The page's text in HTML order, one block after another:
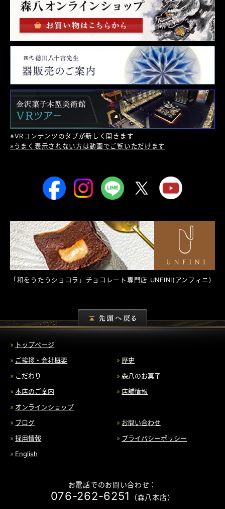
※VRコンテンツのタブが新しく開きます
»うまく表示されない方は動画でご覧いただけます
「和をうたうショコラ」チョコレート専門店 UNFINI(アンフィニ)
トップページ
ご挨拶・会社概要
歴史
こだわり
森八のお菓子
本店のご案内
店舗情報
オンラインショップ
ブログ
お問い合わせ
採用情報
プライバシーポリシー
English
お電話でのお問い合わせ：
076-262-6251
（森八本店）